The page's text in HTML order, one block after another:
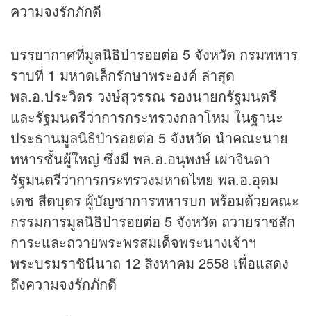
ความจงรักภักดี
บรรยากาศที่มูลนิธิป่ารอยต่อ 5 จังหวัด กรมทหาร
ราบที่ 1 มหาดเล็กรักษาพระองค์ ล่าสุด
พล.อ.ประวิตร วงษ์สุวรรณ รองนายกรัฐมนตรี
และรัฐมนตรีว่าการกระทรวงกลาโหม ในฐานะ
ประธานมูลนิธิป่ารอยต่อ 5 จังหวัด นำคณะนาย
ทหารชั้นผู้ใหญ่ ซึ่งมี พล.อ.อนุพงษ์ เผ่าจินดา
รัฐมนตรีว่าการกระทรวงมหาดไทย พล.อ.อุดม
เดช สีตบุตร ผู้บัญชาการทหารบก พร้อมด้วยคณะ
กรรมการมูลนิธิป่ารอยต่อ 5 จังหวัด ถวายราชสัก
การะและถวายพระพรสมเด็จพระนางเจ้าฯ
พระบรมราชินีนาถ 12 สิงหาคม 2558 เพื่อแสดง
ถึงความจงรักภักดี